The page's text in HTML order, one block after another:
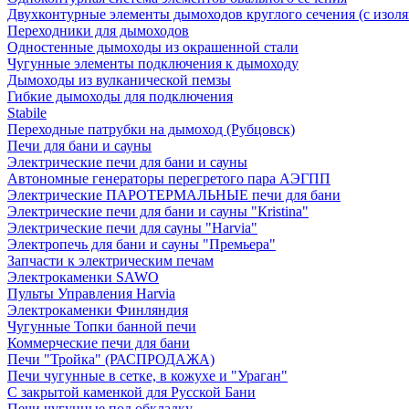
Двухконтурные элементы дымоходов круглого сечения (с
Переходники для дымоходов
Одностенные дымоходы из окрашенной стали
Чугунные элементы подключения к дымоходу
Дымоходы из вулканической пемзы
Гибкие дымоходы для подключения
Stabile
Переходные патрубки на дымоход (Рубцовск)
Печи для бани и сауны
Электрические печи для бани и сауны
Автономные генераторы перегретого пара АЭГПП
Электрические ПАРОТЕРМАЛЬНЫЕ печи для бани
Электрические печи для бани и сауны "Кristina"
Электрические печи для сауны "Harvia"
Электропечь для бани и сауны "Премьера"
Запчасти к электрическим печам
Электрокаменки SAWO
Пульты Управления Harvia
Электрокаменки Финляндия
Чугунные Топки банной печи
Коммерческие печи для бани
Печи "Тройка" (РАСПРОДАЖА)
Печи чугунные в сетке, в кожухе и "Ураган"
С закрытой каменкой для Русской Бани